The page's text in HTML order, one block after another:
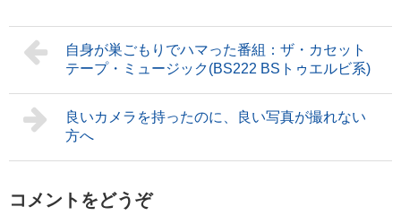
自身が巣ごもりでハマった番組：ザ・カセット
テープ・ミュージック(BS222 BSトゥエルビ系)
良いカメラを持ったのに、良い写真が撮れない
方へ
コメントをどうぞ